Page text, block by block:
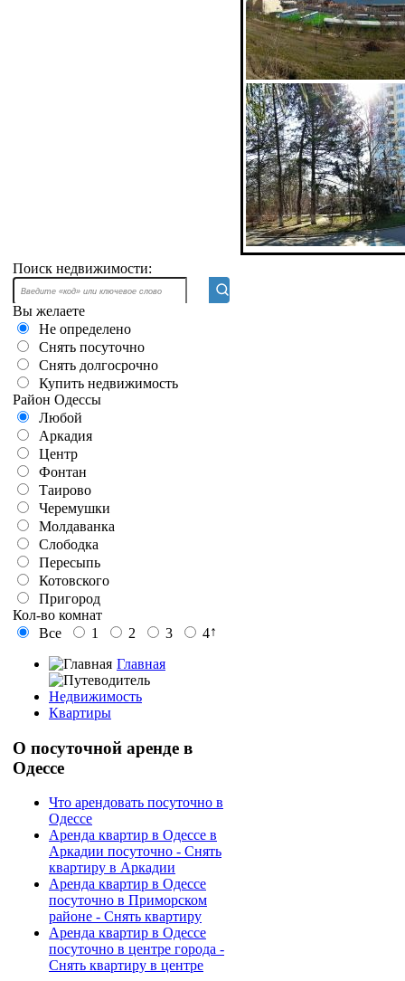
Поиск недвижимости:
Вы желаете
Не определено
Снять посуточно
Снять долгосрочно
Купить недвижимость
Район Одессы
Любой
Аркадия
Центр
Фонтан
Таирово
Черемушки
Молдаванка
Слободка
Пересыпь
Котовского
Пригород
Кол-во комнат
Все
1 2 3 4↑
Главная
Недвижимость
Квартиры
О посуточной аренде в
Одессе
Что арендовать посуточно в
Одессе
Аренда квартир в Одессе в
Аркадии посуточно - Снять
квартиру в Аркадии
Аренда квартир в Одессе
посуточно в Приморском
районе - Снять квартиру
Аренда квартир в Одессе
посуточно в центре города -
Снять квартиру в центре